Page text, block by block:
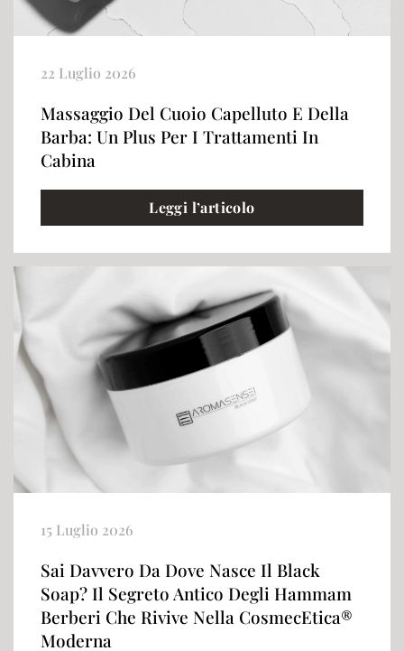
22 Luglio 2026
Massaggio Del Cuoio Capelluto E Della
Barba: Un Plus Per I Trattamenti In
Cabina
Leggi l’articolo
15 Luglio 2026
Sai Davvero Da Dove Nasce Il Black
Soap? Il Segreto Antico Degli Hammam
Berberi Che Rivive Nella CosmecEtica®
Moderna